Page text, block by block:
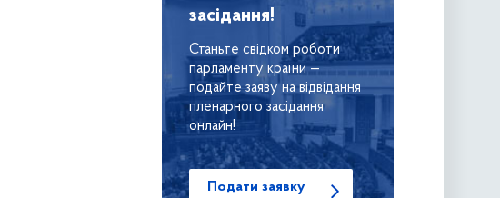
засідання!
Станьте свідком роботи
парламенту крaїни —
подайте заяву на відвідання
пленарного засідання
онлайн!
Подати заявку